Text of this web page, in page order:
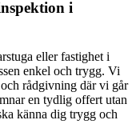
i
eller fastighet i
enkel och trygg. Vi
rådgivning där vi går
en tydlig offert utan
känna dig trygg och